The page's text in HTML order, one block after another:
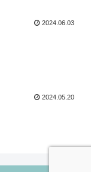
2024.06.03
2024.05.20